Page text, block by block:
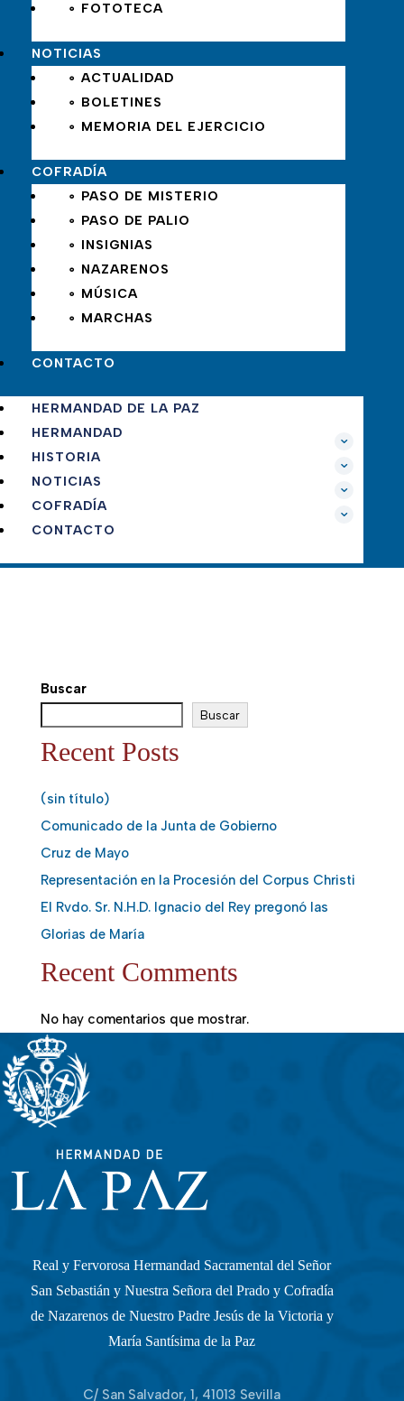
∘ FOTOTECA
NOTICIAS
∘ ACTUALIDAD
∘ BOLETINES
∘ MEMORIA DEL EJERCICIO
COFRADÍA
∘ PASO DE MISTERIO
∘ PASO DE PALIO
∘ INSIGNIAS
∘ NAZARENOS
∘ MÚSICA
∘ MARCHAS
CONTACTO
HERMANDAD DE LA PAZ
HERMANDAD
HISTORIA
NOTICIAS
COFRADÍA
CONTACTO
Buscar
Buscar
Recent Posts
(sin título)
Comunicado de la Junta de Gobierno
Cruz de Mayo
Representación en la Procesión del Corpus Christi
El Rvdo. Sr. N.H.D. Ignacio del Rey pregonó las
Glorias de María
Recent Comments
No hay comentarios que mostrar.
Real y Fervorosa Hermandad Sacramental del Señor
San Sebastián y Nuestra Señora del Prado y Cofradía
de Nazarenos de Nuestro Padre Jesús de la Victoria y
María Santísima de la Paz
C/ San Salvador, 1, 41013 Sevilla